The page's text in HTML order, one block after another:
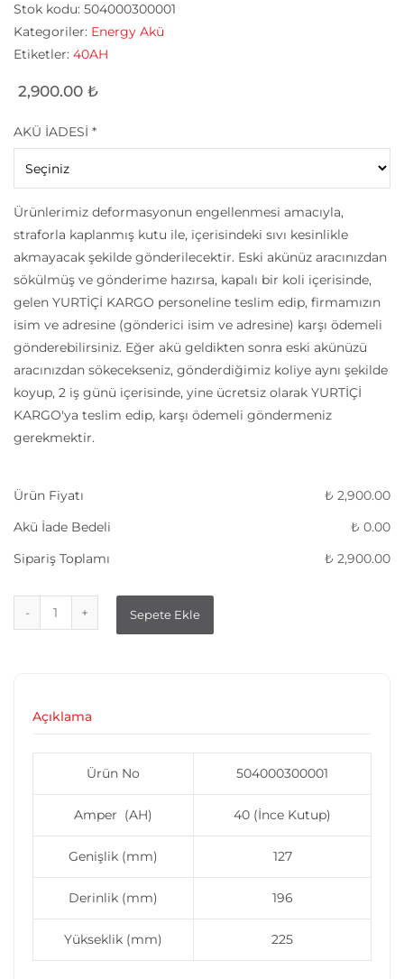
Stok kodu: 504000300001
Kategoriler: Energy Akü
Etiketler: 40AH
2,900.00 ₺
AKÜ İADESİ *
Ürünlerimiz deformasyonun engellenmesi amacıyla,
straforla kaplanmış kutu ile, içerisindeki sıvı kesinlikle
akmayacak şekilde gönderilecektir. Eski akünüz aracınızdan
sökülmüş ve gönderime hazırsa, kapalı bir koli içerisinde,
gelen YURTİÇİ KARGO personeline teslim edip, firmamızın
isim ve adresine (gönderici isim ve adresine) karşı ödemeli
gönderebilirsiniz. Eğer akü geldikten sonra eski akünüzü
aracınızdan sökecekseniz, gönderdiğimiz koliye aynı şekilde
koyup, 2 iş günü içerisinde, yine ücretsiz olarak YURTİÇİ
KARGO'ya teslim edip, karşı ödemeli göndermeniz
gerekmektir.
Ürün Fiyatı 2,900.00
₺
Akü İade Bedeli
0.00
₺
Sipariş Toplamı
2,900.00
₺
Sepete Ekle
Açıklama
Ürün No 504000300001
Amper (AH) 40 (İnce Kutup)
Genişlik (mm) 127
Derinlik (mm) 196
Yükseklik (mm) 225